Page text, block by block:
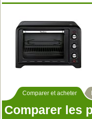
Comparer et acheter
Comparer les